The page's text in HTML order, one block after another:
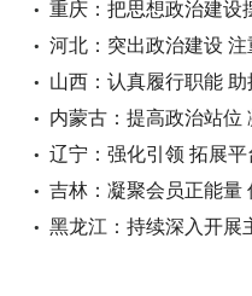
重庆：把思想政治建设
河北：突出政治建设
山西：认真履行职能
内蒙古：提高政治站位
辽宁：强化引领 拓展平
吉林：凝聚会员正能量
黑龙江：持续深入开展